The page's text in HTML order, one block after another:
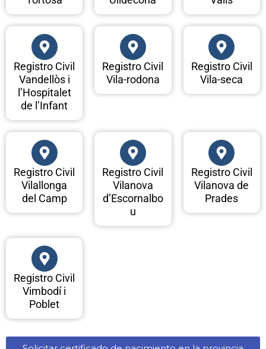
Registro Civil
Vandellòs i
l’Hospitalet
de l’Infant
Registro Civil
Vila-rodona
Registro Civil
Vila-seca
Registro Civil
Vilallonga
del Camp
Registro Civil
Vilanova
d’Escornalbo
u
Registro Civil
Vilanova de
Prades
Registro Civil
Vimbodí i
Poblet